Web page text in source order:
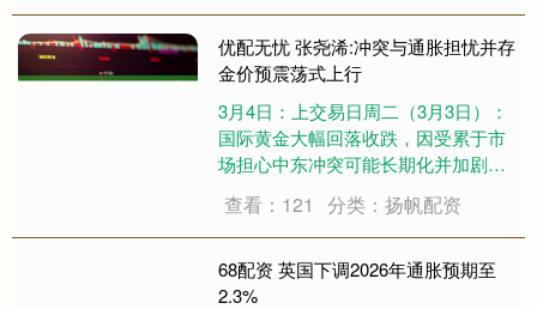
信基金发布高级管理人员变更公告
称，高瑞东出任总经理，副总经理兼
首席运营官、....
优配无忧 张尧浠:冲突与通胀担忧并存
金价预震荡式上行
3月4日：上交易日周二（3月3日）：
国际黄金大幅回落收跌，因受累于市
场担心中东冲突可能长期化并加剧通
市场预期的美联储降息时间已从原先
的7月推迟至9月，而打压金价跳水走
低，一举收复前两周涨幅，符合日内
给出的背离....
查看：121 分类：扬帆配资
68配资 英国下调2026年通胀预期至
2.3%